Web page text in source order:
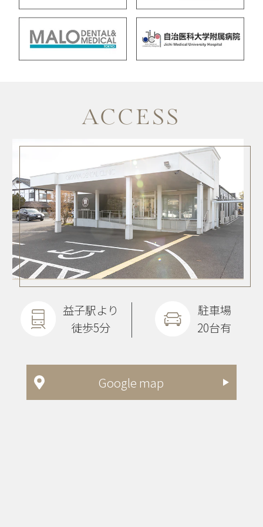
Google map
ACCESS
益子駅より
徒歩5分
駐車場
20台有